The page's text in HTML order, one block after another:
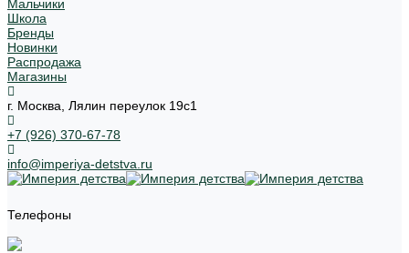
Мальчики
Школа
Бренды
Новинки
Распродажа
Магазины
г. Москва, Лялин переулок 19с1
+7 (926) 370-67-78
info@imperiya-detstva.ru
Телефоны